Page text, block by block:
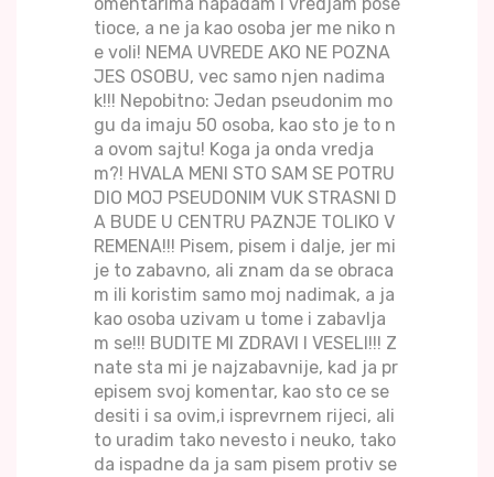
tioce, a ne ja kao osoba jer me niko n
e voli! NEMA UVREDE AKO NE POZNA
JES OSOBU, vec samo njen nadima
k!!! Nepobitno: Jedan pseudonim mo
gu da imaju 50 osoba, kao sto je to n
a ovom sajtu! Koga ja onda vredja
m?! HVALA MENI STO SAM SE POTRU
DIO MOJ PSEUDONIM VUK STRASNI D
A BUDE U CENTRU PAZNJE TOLIKO V
REMENA!!! Pisem, pisem i dalje, jer mi
je to zabavno, ali znam da se obraca
m ili koristim samo moj nadimak, a ja
kao osoba uzivam u tome i zabavlja
m se!!! BUDITE MI ZDRAVI I VESELI!!! Z
nate sta mi je najzabavnije, kad ja pr
episem svoj komentar, kao sto ce se
desiti i sa ovim,i isprevrnem rijeci, ali
to uradim tako nevesto i neuko, tako
da ispadne da ja sam pisem protiv se